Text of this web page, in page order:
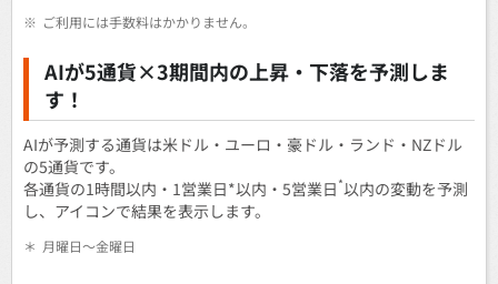
※ ご利用には手数料はかかりません。
AIが5通貨×3期間内の上昇・下落を予測しま
す！
AIが予測する通貨は米ドル・ユーロ・豪ドル・ランド・NZドル
の5通貨です。
各通貨の1時間以内・1営業日*以内・5営業日 *以内の変動を予測
し、アイコンで結果を表示します。
＊ 月曜日～金曜日